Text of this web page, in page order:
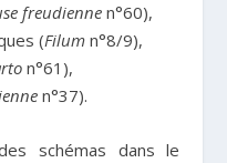
freudienne n°60),
(Filum n°8/9),
n°61),
n°37).
schémas dans le